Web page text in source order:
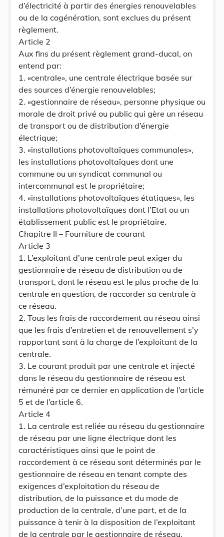
d’électricité à partir des énergies renouvelables
ou de la cogénération, sont exclues du présent
règlement.
Article 2
Aux fins du présent règlement grand-ducal, on
entend par:
1. «centrale», une centrale électrique basée sur
des sources d’énergie renouvelables;
2. «gestionnaire de réseau», personne physique ou
morale de droit privé ou public qui gère un réseau
de transport ou de distribution d’énergie
électrique;
3. «installations photovoltaïques communales»,
les installations photovoltaïques dont une
commune ou un syndicat communal ou
intercommunal est le propriétaire;
4. «installations photovoltaïques étatiques», les
installations photovoltaïques dont l’Etat ou un
établissement public est le propriétaire.
Chapitre II – Fourniture de courant
Article 3
1. L’exploitant d’une centrale peut exiger du
gestionnaire de réseau de distribution ou de
transport, dont le réseau est le plus proche de la
centrale en question, de raccorder sa centrale à
ce réseau.
2. Tous les frais de raccordement au réseau ainsi
que les frais d’entretien et de renouvellement s’y
rapportant sont à la charge de l’exploitant de la
centrale.
3. Le courant produit par une centrale et injecté
dans le réseau du gestionnaire de réseau est
rémunéré par ce dernier en application de l’article
5 et de l’article 6.
Article 4
1. La centrale est reliée au réseau du gestionnaire
de réseau par une ligne électrique dont les
caractéristiques ainsi que le point de
raccordement à ce réseau sont déterminés par le
gestionnaire de réseau en tenant compte des
exigences d’exploitation du réseau de
distribution, de la puissance et du mode de
production de la centrale, d’une part, et de la
puissance à tenir à la disposition de l’exploitant
de la centrale par le gestionnaire de réseau,